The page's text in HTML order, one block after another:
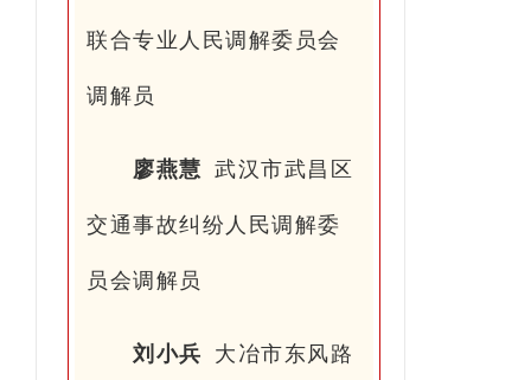
联合专业人民调解委员会
调解员
廖燕慧武汉市武昌区
交通事故纠纷人民调解委
员会调解员
刘小兵 大冶市东风路